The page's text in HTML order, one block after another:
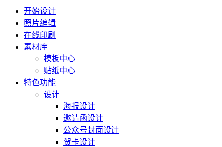
开始设计
照片编辑
在线印刷
素材库
模板中心
贴纸中心
特色功能
设计
海报设计
邀请函设计
公众号封面设计
贺卡设计